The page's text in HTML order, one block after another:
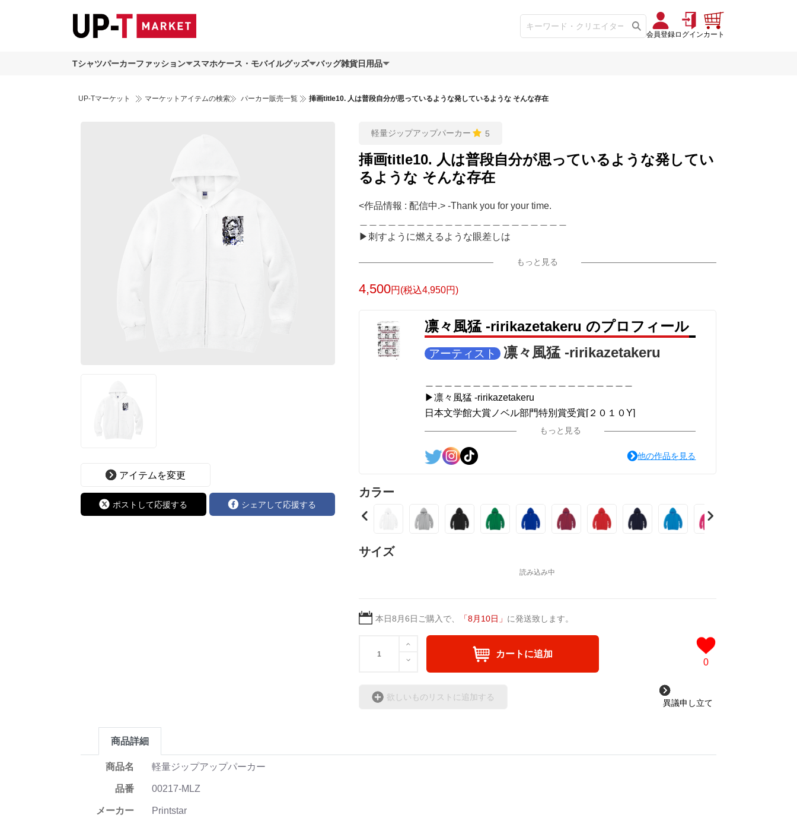
会員登録ログインカート
Tシャツパーカーファッション スマホケース・モバイルグッズ バッグ雑貨日用品
UP-Tマーケット マーケットアイテムの検索 パーカー販売一覧 挿画title10. 人は普段自分が思っているような発しているような そんな存在
アイテムを変更
ポストして応援する シェアして応援する
軽量ジップアップパーカー 5
挿画title10. 人は普段自分が思っているような発してい
るような そんな存在
<作品情報 : 配信中.> -Thank you for your time.
▶︎刺すように燃えるような眼差しは
日本語版: https://amzn.asia/d/7GbUq3Z
英語版: https://amzn.asia/d/eLvAyy5
▶︎求めない惑星 [小説/絵本版]
第2作品の章: “刺すように燃えるような眼差しは”
部分[主人公である小説家の遺作]を絵本化。
日本語版: https://amzn.asia/d/d7stkOV
英語版: https://amzn.asia/d/8u7Cebe
▶︎刺すように燃えるような眼差しは [+挿画51作品版]
＜著者: #小説 #絵本 #挿画 作成＞ 凛々風 猛-リリカゼタケル
日本語版: https://amzn.asia/d/8oNk92Q
＿＿＿＿＿＿＿＿＿＿＿＿＿＿＿＿＿＿＿＿＿＿
<グッズシリーズ>
SUZURI ▶︎https://suzuri.jp/ririkazetakeru
UP-T ▶︎up-t.jp/creator/66b9c067ae64e
#小説 [刺すように燃えるような眼差しは] -Version1.
https://amzn.asia/d/fMWTZVg
#小説 [刺すように燃えるような眼差しは] -Version2.
挿画&グッズカタログ <デザイン画集:BEST版>
https://amzn.asia/d/hMo8oB0
もっと見る
4,500円(税込4,950円)
凛々風猛 -ririkazetakeru のプロフィール
アーティスト 凛々風猛 -ririkazetakeru
▶︎凛々風猛 -ririkazetakeru
日本文学館大賞ノベル部門特別賞受賞[２０１０Y]
＿＿＿＿＿＿＿＿＿＿＿＿＿＿＿＿＿＿＿＿＿＿
▶︎弛まぬ言霊
[通常版:ロードムービー系ミュージカル小説のみ.]
英語版: https://amzn.asia/d/1nwVIb6
＜小説+作詞20曲+挿画50作品>
日本語版: https://amzn.asia/d/3czgKs8
英語版: https://amzn.asia/d/bpIME7s
凛々風 猛-リリカゼタケル
もっと見る
他の作品を見る
カラー
サイズ
本日8月6日 ご購入で、 「8月10日 」 に発送致します。
カートに追加
0
欲しいものリストに追加する
異議申し立て
商品詳細
商品名 軽量ジップアップパーカー
品番 00217-MLZ
メーカー Printstar